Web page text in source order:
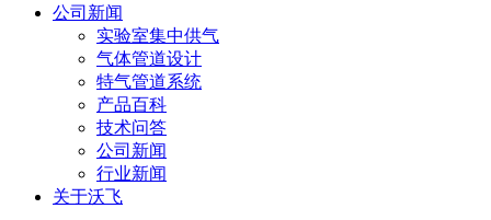
公司新闻
实验室集中供气
气体管道设计
特气管道系统
产品百科
技术问答
公司新闻
行业新闻
关于沃飞